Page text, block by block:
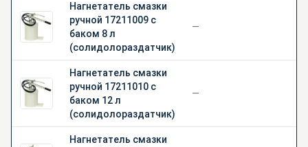
Нагнетатель смазки
ручной 17211009 с
баком 8 л
(солидолораздатчик)
—
Нагнетатель смазки
ручной 17211010 с
баком 12 л
(солидолораздатчик)
—
Нагнетатель смазки